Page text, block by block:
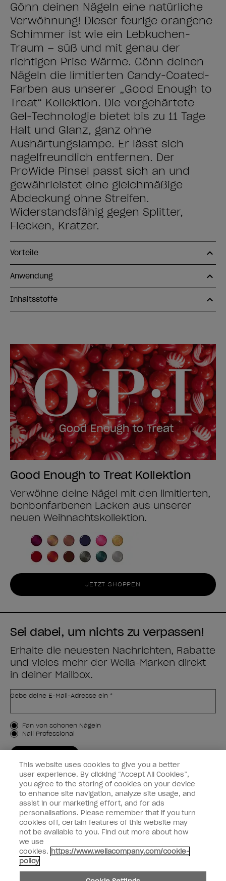
Gönn deinen Nägeln eine natürliche
Verwöhnung! Dieser feurige orangene
Schimmer ist wie ein Lebkuchen-
Traum – süß und mit genau der
richtigen Prise Wärme. Gönn deinen
Nägeln die limitierten Candy-Coated-
Farben aus unserer „Good Enough to
Treat“ Kollektion. Die vorgehärtete
Gel-Technologie bietet bis zu 11 Tage
Halt und Glanz, ganz ohne
Aushärtungslampe. Er lässt sich
nagelfreundlich entfernen. Der
ProWide Pinsel passt sich an und
gewährleistet eine gleichmäßige
Abdeckung ohne Streifen.
Widerstandsfähig gegen Splitter,
Flecken, Kratzer.
Vorteile
Anwendung
Inhaltsstoffe
Good Enough to Treat Kollektion
Verwöhne deine Nägel mit den limitierten,
bonbonfarbenen Lacken aus unserer
neuen Weihnachtskollektion.
JETZT SHOPPEN
Sei dabei, um nichts zu verpassen!
Erhalte die neuesten Nachrichten, Rabatte
und vieles mehr der Wella-Marken direkt
in deiner Mailbox.
Gebe deine E-Mail-Adresse ein *
Kundenart
Fan von schönen Nägeln
Nail Professional
Kundeninformationen
Vernetzen
facebookinstagram
Teilen oder verkaufen Sie keine persönlichen Informationen.
This website uses cookies to give you a better
user experience. By clicking “Accept All Cookies”,
you agree to the storing of cookies on your device
to enhance site navigation, analyze site usage, and
assist in our marketing effort, and for ads
personalisations. Please remember that if you turn
cookies off, certain features of this website may
not be available to you. Find out more about how
we use
cookies. https://www.wellacompany.com/cookie-
policy